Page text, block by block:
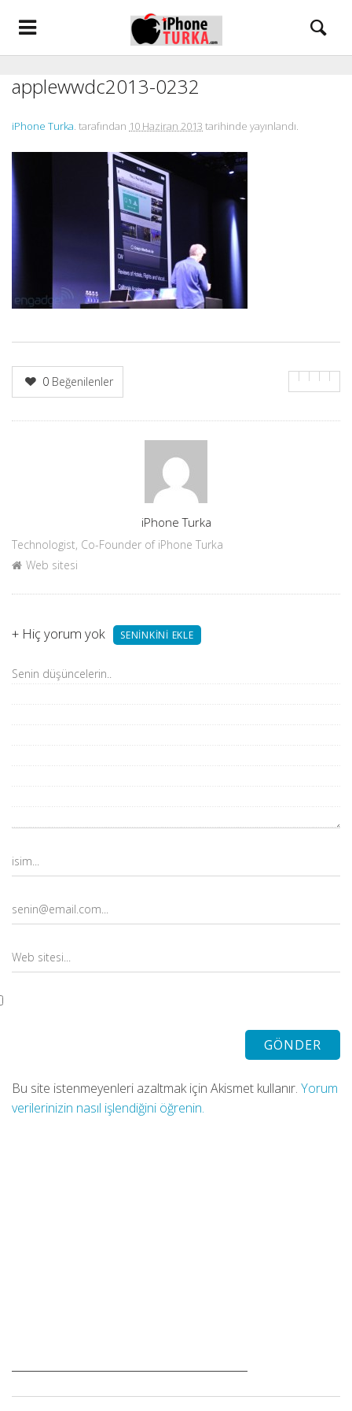
applewwdc2013-0232
iPhone Turka. tarafından 10 Haziran 2013 tarihinde yayınlandı.
0 Beğenilenler
iPhone Turka
Technologist, Co-Founder of iPhone Turka
Web sitesi
+ Hiç yorum yok SENINKINI EKLE
Bu site istenmeyenleri azaltmak için Akismet kullanır. Yorum
verilerinizin nasıl işlendiğini öğrenin.